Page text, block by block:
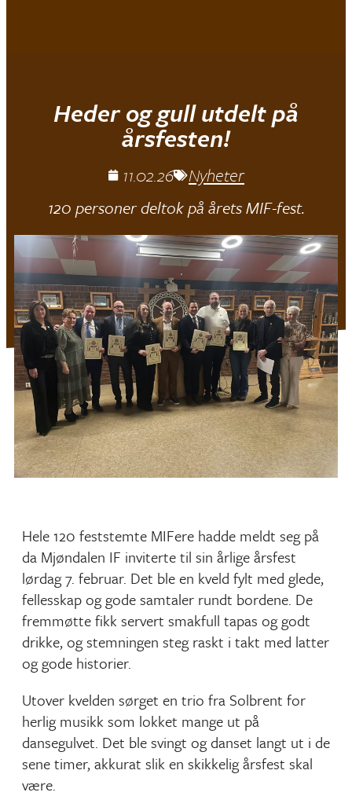
Heder og gull utdelt på
årsfesten!
11.02.26 Nyheter
120 personer deltok på årets MIF-fest.
Hele 120 feststemte MIFere hadde meldt seg på
da Mjøndalen IF inviterte til sin årlige årsfest
lørdag 7. februar. Det ble en kveld fylt med glede,
fellesskap og gode samtaler rundt bordene. De
fremmøtte fikk servert smakfull tapas og godt
drikke, og stemningen steg raskt i takt med latter
og gode historier.
Utover kvelden sørget en trio fra Solbrent for
herlig musikk som lokket mange ut på
dansegulvet. Det ble svingt og danset langt ut i de
sene timer, akkurat slik en skikkelig årsfest skal
være.